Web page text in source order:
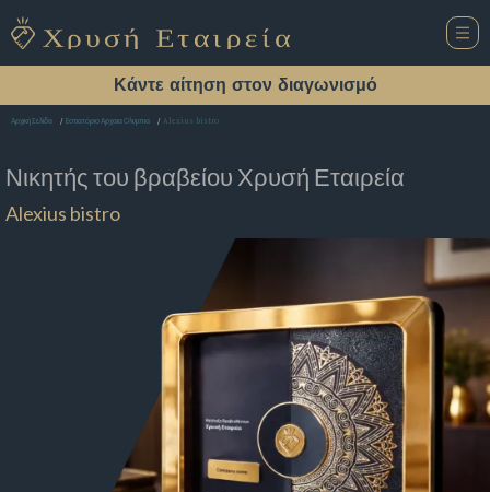
Κάντε αίτηση στον διαγωνισμό
Αρχική Σελίδα Εστιατόριο Αρχαια Ολυμπια Alexius bistro
Νικητής του βραβείου Χρυσή Εταιρεία
Alexius bistro